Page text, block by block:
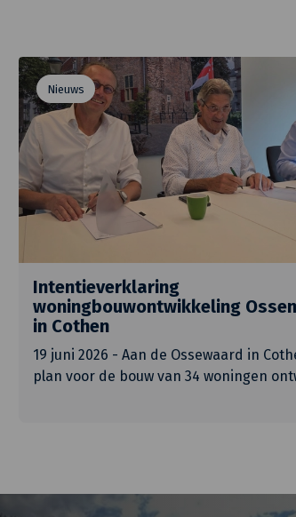
Nieuws
Intentieverklaring
woningbouwontwikkeling
in Cothen
19 juni 2026 - Aan de Ossewaard in
plan voor de bouw van 34 woningen